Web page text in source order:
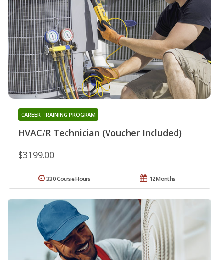
HVAC/R Technician (Voucher Included)
CAREER TRAINING PROGRAM
$3199.00
12 Months
330 Course Hours